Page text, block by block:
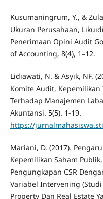
Kusumaningrum, Y., &
Ukuran Perusahaan,
Penerimaan Opini Audit
of Accounting, 8(4), 1–12.
Lidiawati, N. & Asyik, NF.
Komite Audit,
Terhadap Manajemen
Akuntansi. 5(5). 1-19.
https://
Mariani, D. (2017).
Kepemilikan Saham
Pengungkapan CSR
Variabel Intervening
Property Dan Real Estate